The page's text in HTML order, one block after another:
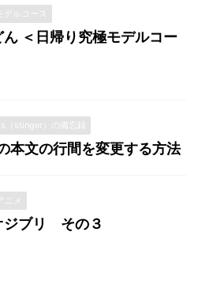
デルコース
＜日帰り究極モデルコー
stinger）の備忘録
本文の行間を変更する方法
メ
ジブリ その３